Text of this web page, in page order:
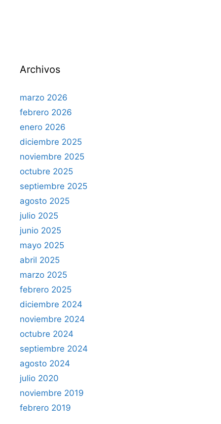
Archivos
marzo 2026
febrero 2026
enero 2026
diciembre 2025
noviembre 2025
octubre 2025
septiembre 2025
agosto 2025
julio 2025
junio 2025
mayo 2025
abril 2025
marzo 2025
febrero 2025
diciembre 2024
noviembre 2024
octubre 2024
septiembre 2024
agosto 2024
julio 2020
noviembre 2019
febrero 2019